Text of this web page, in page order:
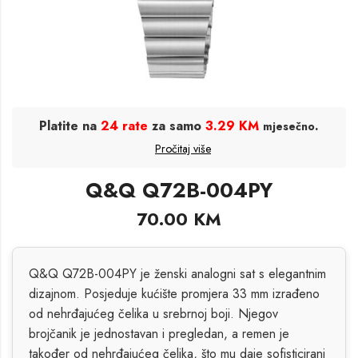
Platite na 24 rate za samo 3.29 KM mjesečno.
Pročitaj više
Q&Q Q72B-004PY
70.00 KM
Q&Q Q72B-004PY je ženski analogni sat s elegantnim
dizajnom. Posjeduje kućište promjera 33 mm izrađeno
od nehrđajućeg čelika u srebrnoj boji. Njegov
brojčanik je jednostavan i pregledan, a remen je
također od nehrđajućeg čelika, što mu daje sofisticirani